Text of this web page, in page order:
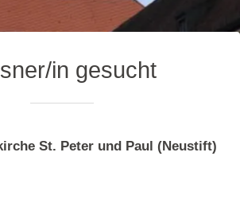
in gesucht
St. Peter und Paul (Neustift)